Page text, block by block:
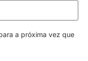
a próxima vez que